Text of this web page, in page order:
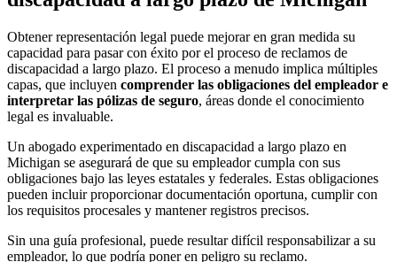
Obtener representación legal puede mejorar en gran medida su
capacidad para pasar con éxito por el proceso de reclamos de
discapacidad a largo plazo. El proceso a menudo implica múltiples
capas, que incluyen comprender las obligaciones del empleador e
interpretar las pólizas de seguro, áreas donde el conocimiento
legal es invaluable.
Un abogado experimentado en discapacidad a largo plazo en
Michigan se asegurará de que su empleador cumpla con sus
obligaciones bajo las leyes estatales y federales. Estas obligaciones
pueden incluir proporcionar documentación oportuna, cumplir con
los requisitos procesales y mantener registros precisos.
Sin una guía profesional, puede resultar difícil responsabilizar a su
empleador, lo que podría poner en peligro su reclamo.